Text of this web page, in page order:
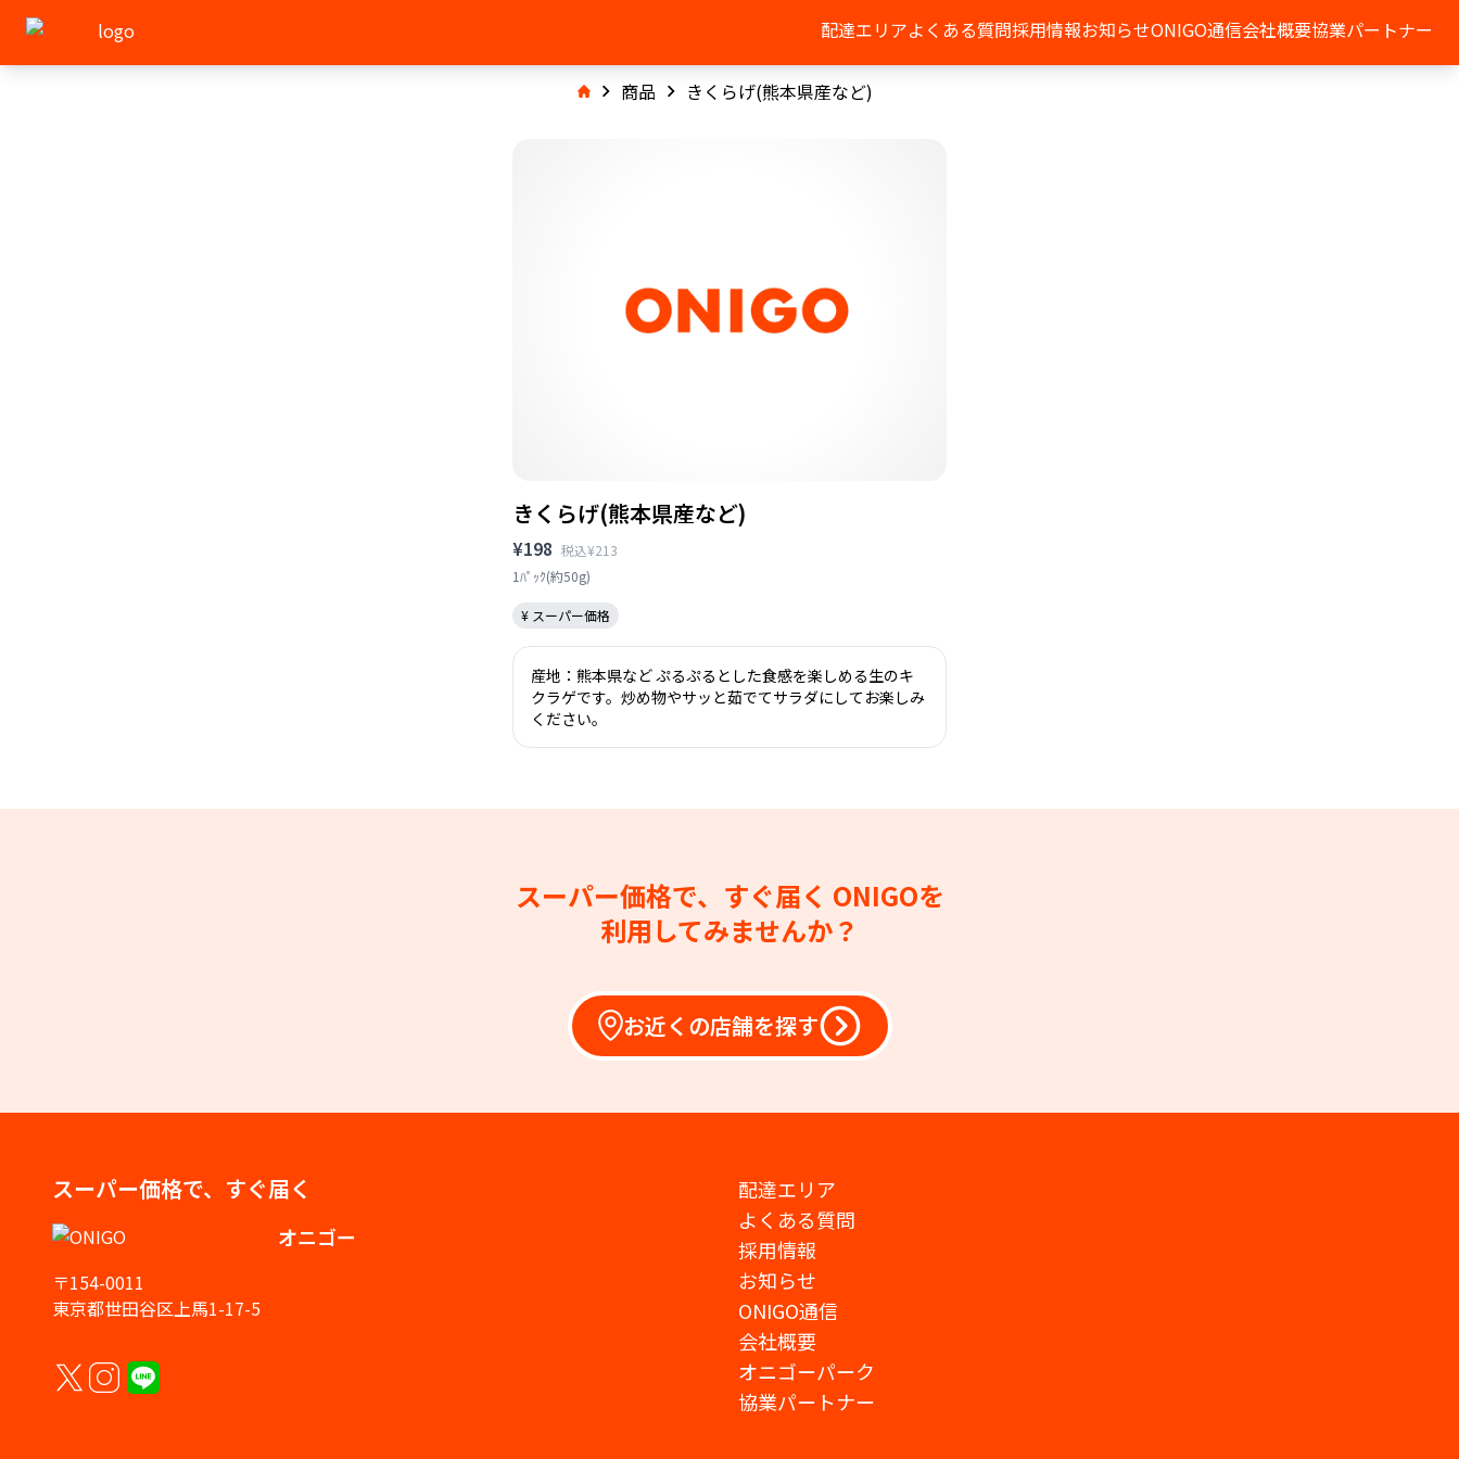
配達エリアよくある質問採用情報お知らせONIGO通信会社概要協業パートナー
商品 きくらげ(熊本県産など)
きくらげ(熊本県産など)
¥198 税込¥213
1ﾊﾟｯｸ(約50g)
¥ スーパー価格
産地：熊本県など ぷるぷるとした食感を楽しめる生のキ
クラゲです。炒め物やサッと茹でてサラダにしてお楽しみ
ください。
スーパー価格で、すぐ届く ONIGOを
利用してみませんか？
お近くの店舗を探す
スーパー価格で、すぐ届く
オニゴー
〒154-0011
東京都世田谷区上馬1-17-5
配達エリア
よくある質問
採用情報
お知らせ
ONIGO通信
会社概要
オニゴーパーク
協業パートナー